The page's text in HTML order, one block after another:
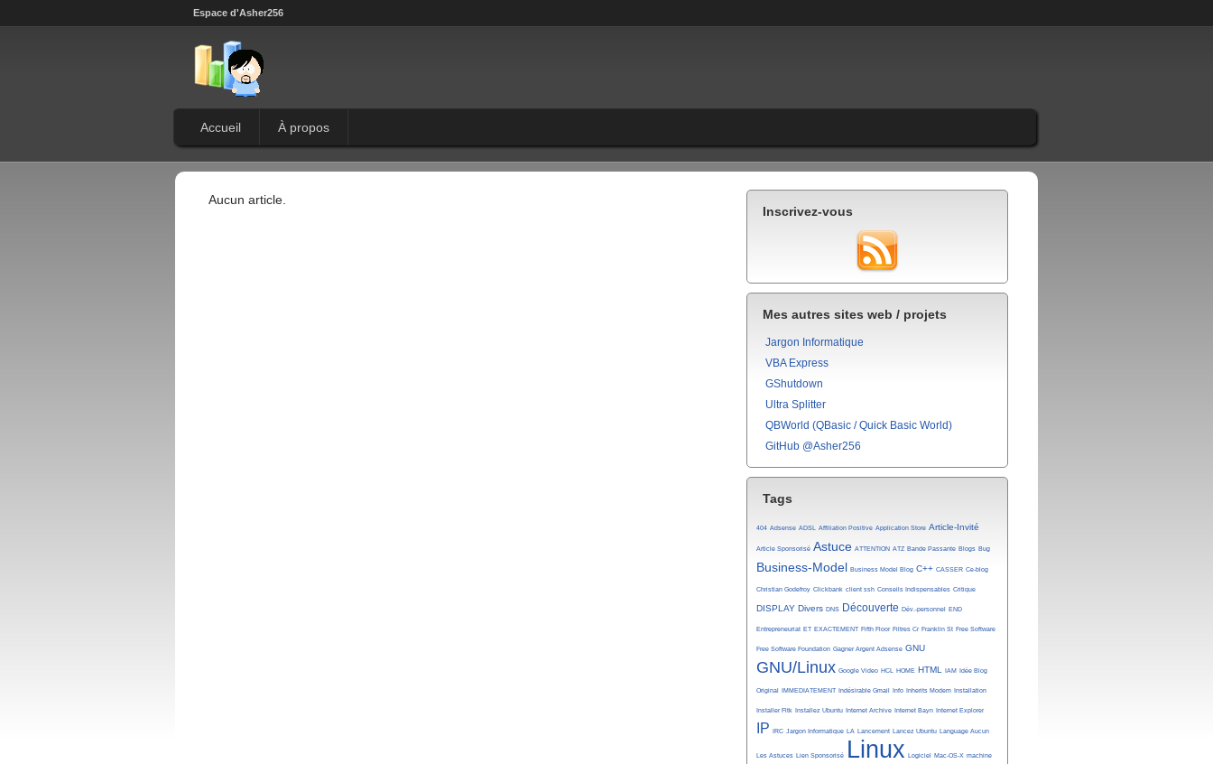
Espace d'Asher256
Accueil À propos
Aucun article.
Inscrivez-vous
Mes autres sites web / projets
Jargon Informatique
VBA Express
GShutdown
Ultra Splitter
QBWorld (QBasic / Quick Basic World)
GitHub @Asher256
Tags
404 Adsense ADSL Affiliation Positive Application Store Article-Invité
Article Sponsorisé Astuce ATTENTION ATZ Bande Passante Blogs Bug
Business-Model Business Model Blog C++ CASSER Ce-blog
Christian Godefroy Clickbank client ssh Conseils Indispensables Critique
DISPLAY Divers DNS Découverte Dév.-personnel END
Entrepreneuriat ET EXACTEMENT Fifth Floor Filtres Cr Franklin St Free Software
Free Software Foundation Gagner Argent Adsense GNU
GNU/Linux Google Video HCL HOME HTML IAM Idée Blog
Original IMMEDIATEMENT Indésirable Gmail Info Inherits Modem Installation
Installer Fltk Installez Ubuntu Internet Archive Internet Bayn Internet Explorer
IP IRC Jargon Informatique LA Lancement Lancez Ubuntu Language Aucun
Les Astuces Lien Sponsorisé Linux Logiciel Mac-OS-X machine